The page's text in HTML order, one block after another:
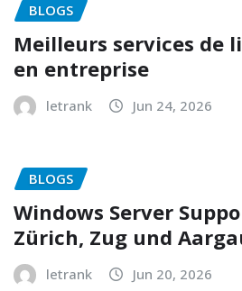
BLOGS
Meilleurs services de
en entreprise
letrank Jun 24, 2026
BLOGS
Windows Server
Zürich, Zug und
letrank Jun 20, 2026